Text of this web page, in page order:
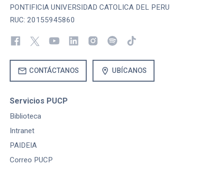
PONTIFICIA UNIVERSIDAD CATOLICA DEL PERU
RUC: 20155945860
mail CONTÁCTANOS location_on UBÍCANOS
Servicios PUCP
Biblioteca
Intranet
PAIDEIA
Correo PUCP